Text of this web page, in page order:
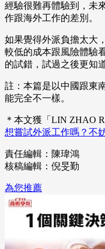
經驗很難再體驗到，未
作跟海外工作的差別。
如果覺得外派負擔太大
較低的成本跟風險體驗
的試錯，試過之後更知
註：本篇是以中國跟東
能完全不一樣。
＊本文獲「LIN ZHAO
想嘗試外派工作嗎？不
責任編輯：陳瑋鴻
核稿編輯：倪旻勤
為您推薦